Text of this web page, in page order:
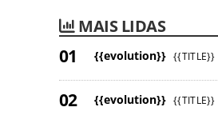
MAIS LIDAS
{{evolution}} {{TITLE}}
{{evolution}} {{TITLE}}